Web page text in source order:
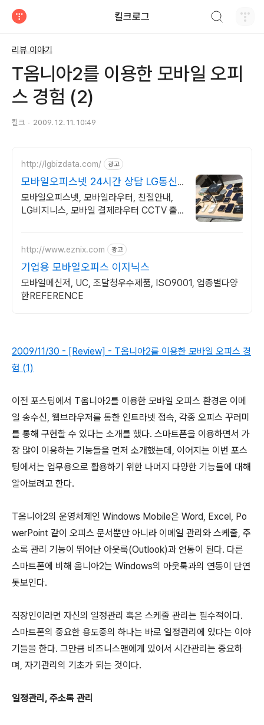
킬크로그
리뷰 이야기
T옴니아2를 이용한 모바일 오피
스 경험 (2)
킬크 2009. 12. 11. 10:49
http://lgbizdata.com/ 광고
모바일오피스넷 24시간 상담 LG통신
직영점
모바일오피스넷, 모바일라우터, 친절안내,
LG비지니스, 모바일 결제라우터 CCTV 출
http://www.eznix.com 광고
기업용 모바일오피스 이지닉스
모바일메신저, UC, 조달청우수제품, ISO9001, 업종별다양
한REFERENCE
2009/11/30 - [Review] - T옴니아2를 이용한 모바일 오피스 경
험 (1)
이전 포스팅에서 T옴니아2를 이용한 모바일 오피스 환경은 이메
일 송수신, 웹브라우저를 통한 인트라넷 접속, 각종 오피스 꾸러미
를 통해 구현할 수 있다는 소개를 했다. 스마트폰을 이용하면서 가
장 많이 이용하는 기능들을 먼저 소개했는데, 이어지는 이번 포스
팅에서는 업무용으로 활용하기 위한 나머지 다양한 기능들에 대해
알아보려고 한다.
T옴니아2의 운영체제인 Windows Mobile은 Word, Excel, Po
werPoint 같이 오피스 문서뿐만 아니라 이메일 관리와 스케줄, 주
소록 관리 기능이 뛰어난 아웃룩(Outlook)과 연동이 된다. 다른
스마트폰에 비해 옴니아2는 Windows의 아웃룩과의 연동이 단연
돗보인다.
직장인이라면 자신의 일정관리 혹은 스케줄 관리는 필수적이다.
스마트폰의 중요한 용도중의 하나는 바로 일정관리에 있다는 이야
기들을 한다. 그만큼 비즈니스맨에게 있어서 시간관리는 중요하
며, 자기관리의 기초가 되는 것이다.
일정관리, 주소록 관리